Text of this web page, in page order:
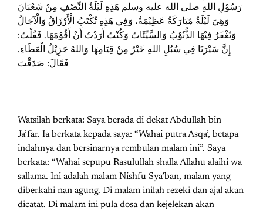
رَسُوْلِ اللهِ صلى الله عليه وسلم هَذِهِ لَيْلَةُ النِّصْفِ مِنْ شَعْبَانَ
وَهِيَ لَيْلَةٌ مُبَارَكَةٌ عَظِيْمَةٌ، وَفِي هَذِهِ تُكْتَبُ الْأَرْزَاقُ وَالْآجَالُ
وَتُغْفَرُ فِيْهَا الذُّنُوْبُ وَالسَّيِّئَاتُ وَكُنْتُ أَرَدْتُ أَنْ أَقُوْمَهَا. فَقُلْتُ:
إِنَّ سَيْرَنَا فِي سُبُلِ اللهِ خَيْرٌ مِنْ قِيَامِهَا وَاللهُ جَزِيْلُ الْعَطَاءِ.
فَقَالَ: صَدَقْتَ
Watsilah berkata: Saya berada di dekat Abdullah bin
Ja’far. Ia berkata kepada saya: “Wahai putra Asqa’, betapa
indahnya dan bersinarnya rembulan malam ini”. Saya
berkata: “Wahai sepupu Rasulullah shalla Allahu alaihi wa
sallama. Ini adalah malam Nishfu Sya’ban, malam yang
diberkahi nan agung. Di malam inilah rezeki dan ajal akan
dicatat. Di malam ini pula dosa dan kejelekan akan